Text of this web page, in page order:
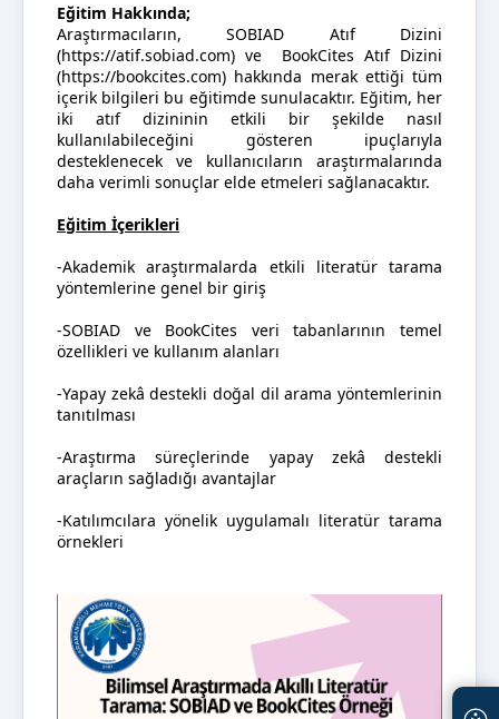
Eğitim Hakkında;
Araştırmacıların, SOBIAD Atıf Dizini
(https://atif.sobiad.com) ve BookCites Atıf Dizini
(https://bookcites.com) hakkında merak ettiği tüm
içerik bilgileri bu eğitimde sunulacaktır. Eğitim, her
iki atıf dizininin etkili bir şekilde nasıl
kullanılabileceğini gösteren ipuçlarıyla
desteklenecek ve kullanıcıların araştırmalarında
daha verimli sonuçlar elde etmeleri sağlanacaktır.
Eğitim İçerikleri
-Akademik araştırmalarda etkili literatür tarama
yöntemlerine genel bir giriş
-SOBIAD ve BookCites veri tabanlarının temel
özellikleri ve kullanım alanları
-Yapay zekâ destekli doğal dil arama yöntemlerinin
tanıtılması
-Araştırma süreçlerinde yapay zekâ destekli
araçların sağladığı avantajlar
-Katılımcılara yönelik uygulamalı literatür tarama
örnekleri